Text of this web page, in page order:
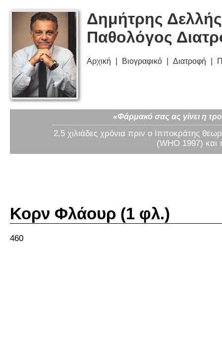
Δημήτρης
Παθολόγος
Αρχική Βιογραφικό Διατροφή
«Φάρμακό σας ας γίνει η
2,5 χιλιάδες χρόνια πριν ο Ιπποκράτης
(WHO 1997) και
Κορν Φλάουρ (1 φλ.)
460